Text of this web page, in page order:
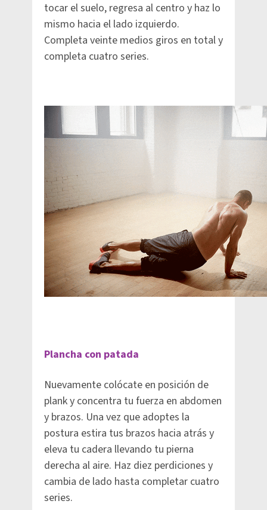
tocar el suelo, regresa al centro y haz lo
mismo hacia el lado izquierdo.
Completa veinte medios giros en total y
completa cuatro series.
Plancha con patada
Nuevamente colócate en posición de
plank y concentra tu fuerza en abdomen
y brazos. Una vez que adoptes la
postura estira tus brazos hacia atrás y
eleva tu cadera llevando tu pierna
derecha al aire. Haz diez perdiciones y
cambia de lado hasta completar cuatro
series.